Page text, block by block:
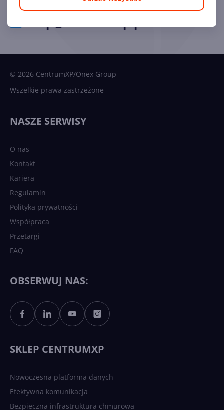
sklep@centrumxp.pl
© 2026 CentrumXP/Onex Group
Wszelkie prawa zastrzeżone
NASZE SERWISY
O nas
Kontakt
Kariera
Regulamin
Polityka prywatności
Współpraca
Przetargi
FAQ
OBSERWUJ NAS:
SKLEP CENTRUMXP
Nowoczesna platforma danych
Efektywna komunikacja
Bezpieczna infrastruktura chmurowa